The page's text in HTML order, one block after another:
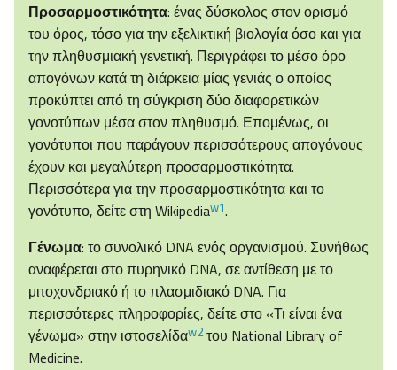
Προσαρμοστικότητα: ένας δύσκολος στον ορισμό
του όρος, τόσο για την εξελικτική βιολογία όσο και για
την πληθυσμιακή γενετική. Περιγράφει το μέσο όρο
απογόνων κατά τη διάρκεια μίας γενιάς ο οποίος
προκύπτει από τη σύγκριση δύο διαφορετικών
γονοτύπων μέσα στον πληθυσμό. Επομένως, οι
γονότυποι που παράγουν περισσότερους απογόνους
έχουν και μεγαλύτερη προσαρμοστικότητα.
Περισσότερα για την προσαρμοστικότητα και το
γονότυπο, δείτε στη Wikipediaw1.
Γένωμα: το συνολικό DNA ενός οργανισμού. Συνήθως
αναφέρεται στο πυρηνικό DNA, σε αντίθεση με το
μιτοχονδριακό ή το πλασμιδιακό DNA. Για
περισσότερες πληροφορίες, δείτε στο «Τι είναι ένα
γένωμα» στην ιστοσελίδαw2του National Library of
Medicine.